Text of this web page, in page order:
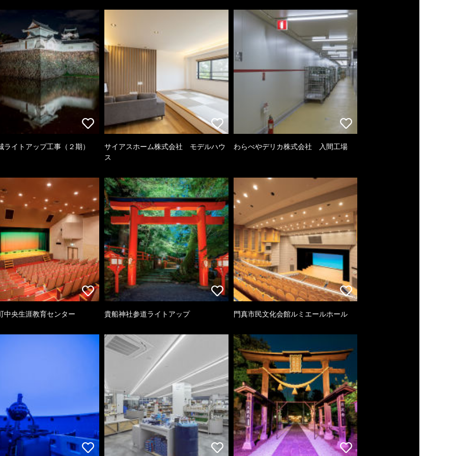
ライトアップ工事（２期）
サイアスホーム株式会社 モデルハウ
ス
わらべやデリカ株式会社 入間工場
中央生涯教育センター 貴船神社参道ライトアップ 門真市民文化会館ルミエールホール